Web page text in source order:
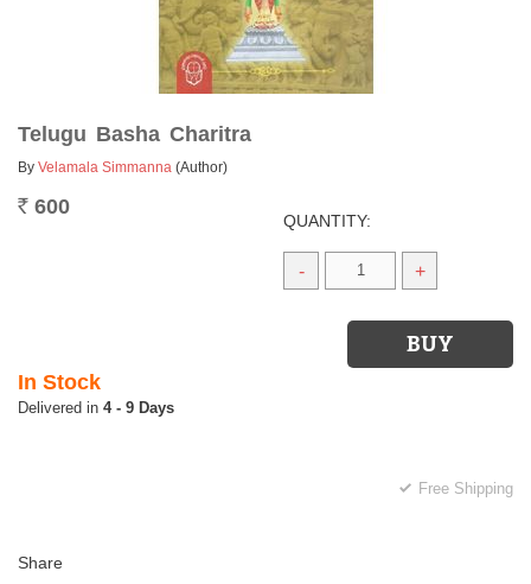
Telugu Basha Charitra
By Velamala Simmanna (Author)
Rs. 600
QUANTITY:
- +
In Stock
4 - 9 Days
Free Shipping